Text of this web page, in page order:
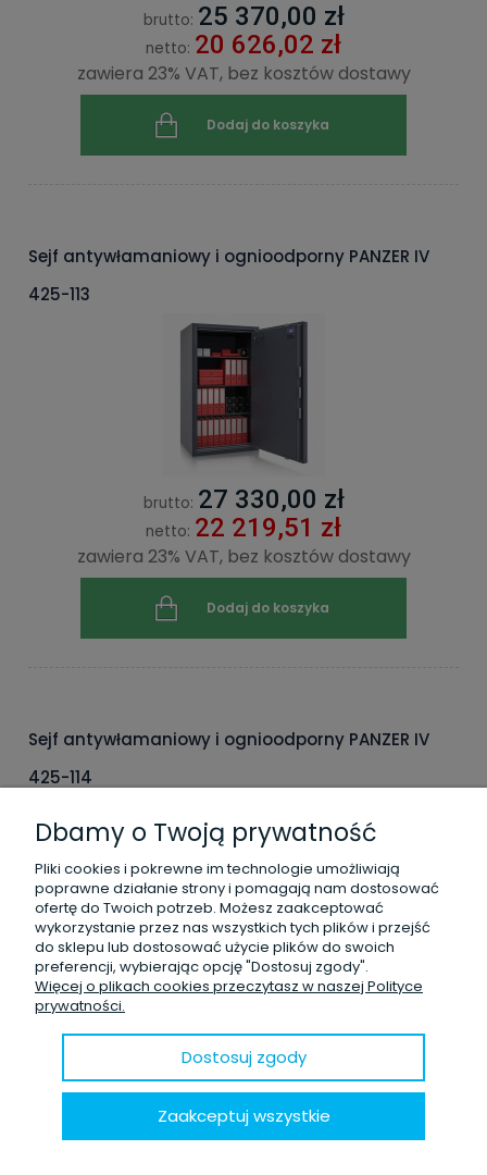
brutto: 25 370,00 zł
netto: 20 626,02 zł
zawiera 23% VAT, bez kosztów dostawy
Dodaj do koszyka
Sejf antywłamaniowy i ognioodporny PANZER IV
425-113
brutto: 27 330,00 zł
netto: 22 219,51 zł
zawiera 23% VAT, bez kosztów dostawy
Dodaj do koszyka
Sejf antywłamaniowy i ognioodporny PANZER IV
425-114
brutto:30 900,00 zł
zawiera 23% VAT, bez kosztów dostawy
Dodaj do koszyka
Dbamy o Twoją prywatność
Pliki cookies i pokrewne im technologie umożliwiają
poprawne działanie strony i pomagają nam dostosować
ofertę do Twoich potrzeb. Możesz zaakceptować
wykorzystanie przez nas wszystkich tych plików i przejść
do sklepu lub dostosować użycie plików do swoich
preferencji, wybierając opcję "Dostosuj zgody".
Więcej o plikach cookies przeczytasz w naszej Polityce
prywatności.
Dostosuj zgody
Zaakceptuj wszystkie